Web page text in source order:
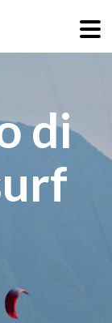
di